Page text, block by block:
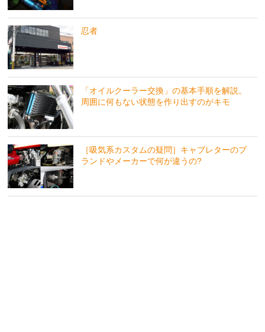
忍者
「オイルクーラー交換」の基本手順を解説。
周囲に何もない状態を作り出すのがキモ
［吸気系カスタムの疑問］キャブレターのブ
ランドやメーカーで何が違うの?